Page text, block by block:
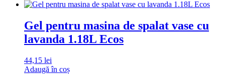
Gel pentru masina de spalat vase cu
lavanda 1.18L Ecos
44,15 lei
Adaugă în coș